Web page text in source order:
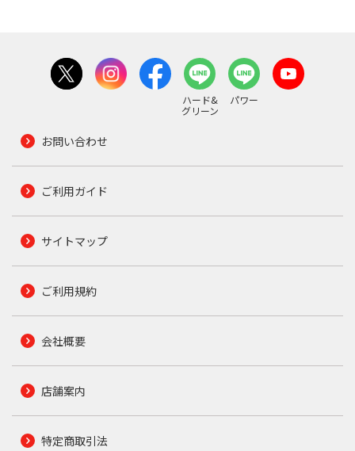
ハード&
グリーン
パワー
お問い合わせ
ご利用ガイド
サイトマップ
ご利用規約
会社概要
店舗案内
特定商取引法